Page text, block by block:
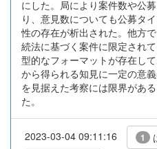
にした。局により案件数や公
り、意見数についても公募タ
性の存在が析出された。他方
続法に基づく案件に限定され
型的なフォーマットが存在し
から得られる知見に一定の意
を見据えた考察には限界があ
た。
2023-03-04 09:11:16 1